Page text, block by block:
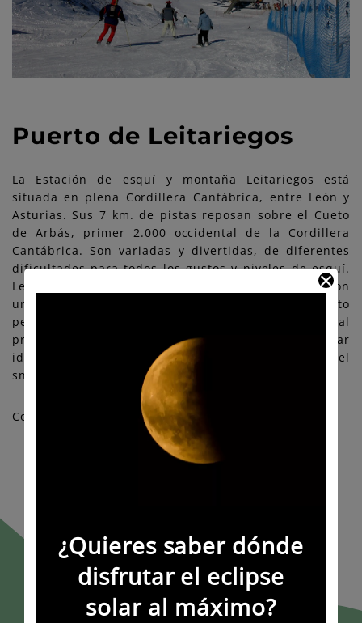
¿Quieres saber dónde
disfrutar el eclipse
solar al máximo?
Puerto de Leitariegos
La Estación de esquí y montaña Leitariegos está
situada en plena Cordillera Cantábrica, entre León y
Asturias. Sus 7 km. de pistas reposan sobre el Cueto
de Arbás, primer 2.000 occidental de la Cordillera
Cantábrica. Son variadas y divertidas, de diferentes
dificultades para todos los gustos y niveles de esquí.
Leitariegos es una Estación tranquila y acogedora, con
un ambiente agradable, familiar y de trato
personalizado, ubicada en un entorno natural
privilegiado declarado Reserva de la Biosfera, lugar
ideal para la iniciación al deporte del esquí y del
snowboard.
Compartir: